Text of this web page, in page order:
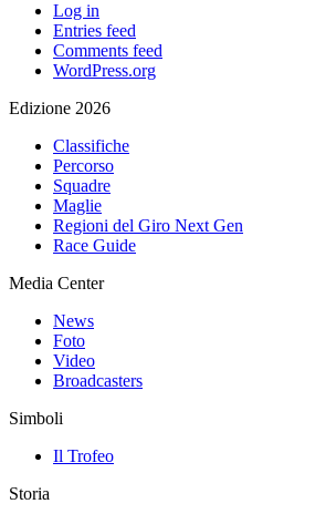
Log in
Entries feed
Comments feed
WordPress.org
Edizione 2026
Classifiche
Percorso
Squadre
Maglie
Regioni del Giro Next Gen
Race Guide
Media Center
News
Foto
Video
Broadcasters
Simboli
Il Trofeo
Storia